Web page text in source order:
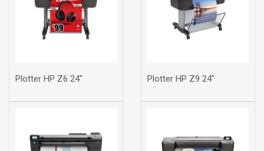
Plotter HP Z6 24" Plotter HP Z9 24"